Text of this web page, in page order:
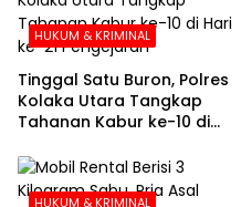
HUKUM & KRIMINAL
Tinggal Satu Buron, Polres
Kolaka Utara Tangkap
Tahanan Kabur ke-10 di
HUKUM & KRIMINAL